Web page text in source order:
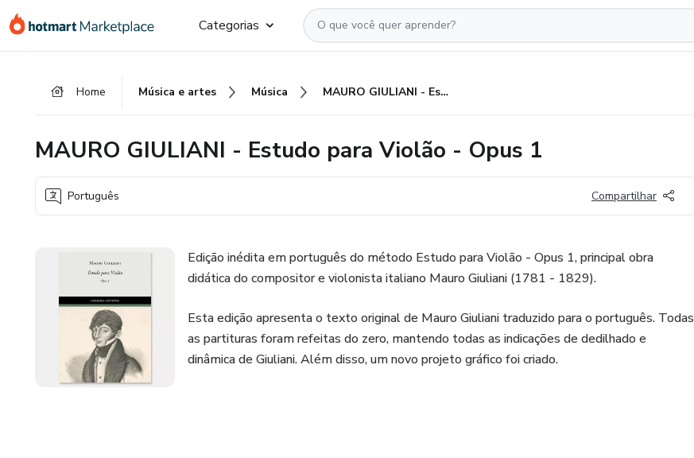
para
para
para
Categorias
Home Música e artes Música MAURO GIULIANI - Estudo para Violão - Opus 1
MAURO GIULIANI - Estudo para Violão - Opus 1
Português Compartilhar
Edição inédita em português do método Estudo para Violão - Opus 1, principal obra
didática do compositor e violonista italiano Mauro Giuliani (1781 - 1829).
Esta edição apresenta o texto original de Mauro Giuliani traduzido para o português. Todas
as partituras foram refeitas do zero, mantendo todas as indicações de dedilhado e
dinâmica de Giuliani. Além disso, um novo projeto gráfico foi criado.